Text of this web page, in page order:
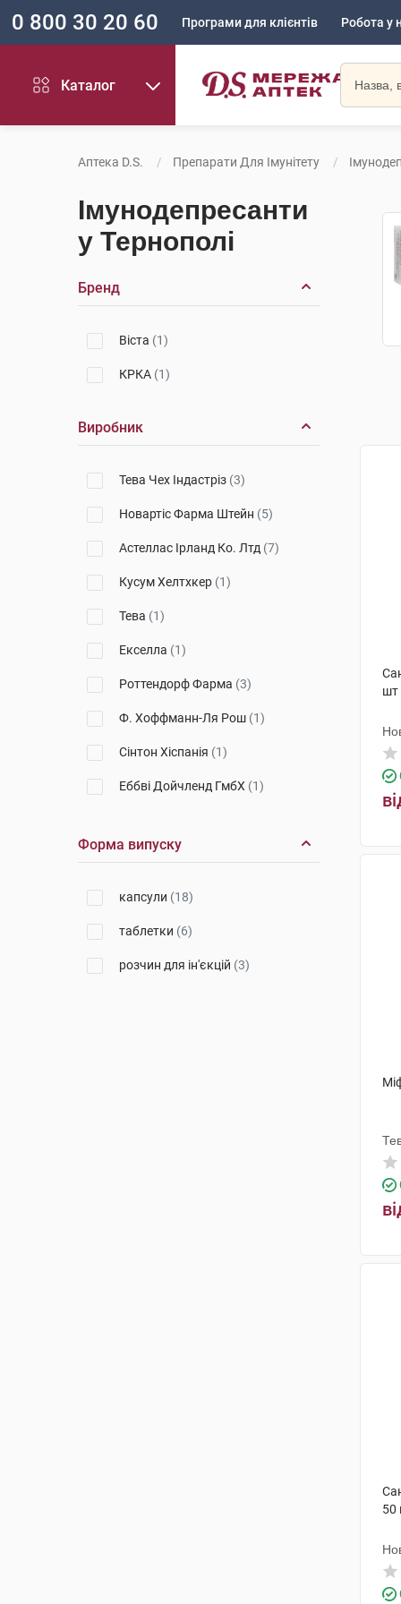
0 800 30 20 60 Програми для клієнтів Робота у
Каталог
Аптека D.S. Препарати Для Імунітету
Імунодепресанти
у Тернополі
Бренд
Віста (1)
КРКА (1)
Виробник
Тева Чех Індастріз (3)
Новартіс Фарма Штейн (5)
Астеллас Ірланд Ко. Лтд (7)
Кусум Хелтхкер (1)
Тева (1)
Екселла (1)
Роттендорф Фарма (3)
Ф. Хоффманн-Ля Рош (1)
Сінтон Хіспанія (1)
Еббві Дойчленд ГмбХ (1)
Пфайзер Менюфекчуринг
Пфайзер Менюфекчуринг
Форма випуску
капсули (18)
таблетки (6)
розчин для ін'єкцій (3)
шт
50